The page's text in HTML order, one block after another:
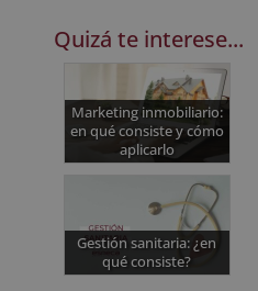
Quizá te interese...
Marketing inmobiliario:
en qué consiste y cómo
aplicarlo
Gestión sanitaria: ¿en
qué consiste?